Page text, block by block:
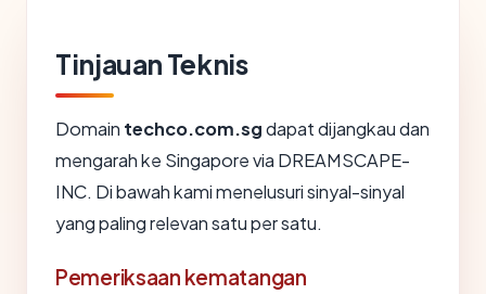
Tinjauan Teknis
Domain techco.com.sgdapat dijangkau dan
mengarah ke Singapore via DREAMSCAPE-
INC. Di bawah kami menelusuri sinyal-sinyal
yang paling relevan satu per satu.
Pemeriksaan kematangan